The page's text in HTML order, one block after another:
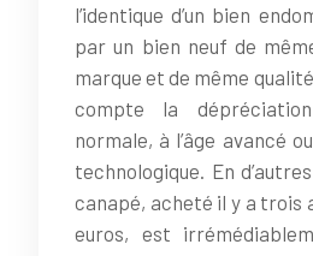
l’identique d’un bien
par un bien neuf de
marque et de même
compte la
normale, à l’âge avancé
technologique. En
canapé, acheté il y a trois
euros, est